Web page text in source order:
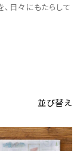
日々にもたらして
並び替え